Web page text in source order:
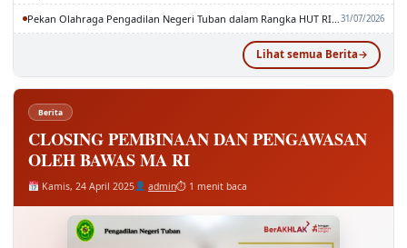
Lihat semua Berita
Berita
CLOSING PEMBINAAN DAN PENGAWASAN
OLEH BAWAS MA RI
Kamis, 24 April 2025 admin⏱ 1 menit baca